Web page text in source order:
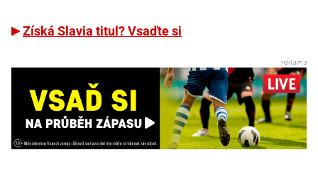
Získá Slavia titul? Vsaďte si